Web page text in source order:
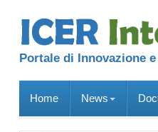
Portale di Innovazione
Home News